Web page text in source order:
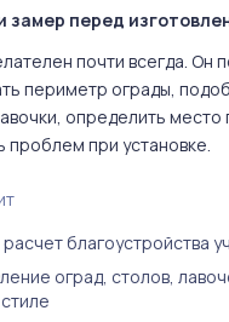
замер перед
почти всегда. Он
периметр ограды,
определить место
проблем при установке.
благоустройства
оград, столов,